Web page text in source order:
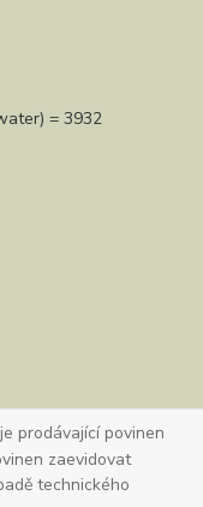
= 3932
prodávající povinen
zaevidovat
technického